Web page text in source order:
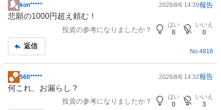
掲
示
事
kon***** 2026/8/6 14:39報告
悲願の1000円超え頼む！
投資の参考になりましたか？
はい
8
いいえ
0
返信
No. 4818
掲
示
560***** 2026/8/6 14:32報告
何これ、お漏らし？
投資の参考になりましたか？
はい
0
いいえ
3